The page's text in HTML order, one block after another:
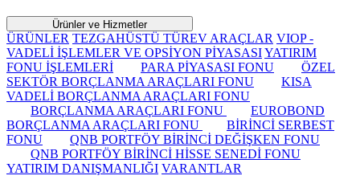
Ürünler ve Hizmetler
ÜRÜNLER TEZGAHÜSTÜ TÜREV ARAÇLAR VIOP -
VADELİ İŞLEMLER VE OPSİYON PİYASASIYATIRIM
FONU İŞLEMLERİ
PARA PİYASASI FONU
ÖZEL
SEKTÖR BORÇLANMA ARAÇLARI FONU
KISA
VADELİ BORÇLANMA ARAÇLARI FONU
BORÇLANMA ARAÇLARI FONU
EUROBOND
BORÇLANMA ARAÇLARI FONU
BİRİNCİ SERBEST
FONU
QNB PORTFÖY BİRİNCİ DEĞİŞKEN FONU
QNB PORTFÖY BİRİNCİ HİSSE SENEDİ FONU
YATIRIM DANIŞMANLIĞI VARANTLAR